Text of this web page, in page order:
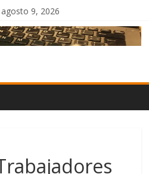
9, 2026